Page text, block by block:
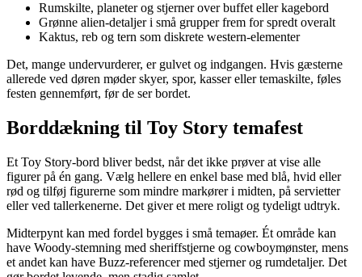
Rumskilte, planeter og stjerner over buffet eller kagebord
Grønne alien-detaljer i små grupper frem for spredt overalt
Kaktus, reb og tern som diskrete western-elementer
Det, mange undervurderer, er gulvet og indgangen. Hvis gæsterne
allerede ved døren møder skyer, spor, kasser eller temaskilte, føles
festen gennemført, før de ser bordet.
Borddækning til Toy Story temafest
Et Toy Story-bord bliver bedst, når det ikke prøver at vise alle
figurer på én gang. Vælg hellere en enkel base med blå, hvid eller
rød og tilføj figurerne som mindre markører i midten, på servietter
eller ved tallerkenerne. Det giver et mere roligt og tydeligt udtryk.
Midterpynt kan med fordel bygges i små temaøer. Ét område kan
have Woody-stemning med sheriffstjerne og cowboymønster, mens
et andet kan have Buzz-referencer med stjerner og rumdetaljer. Det